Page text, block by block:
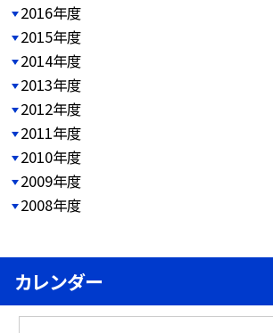
2016年度
2015年度
2014年度
2013年度
2012年度
2011年度
2010年度
2009年度
2008年度
カレンダー